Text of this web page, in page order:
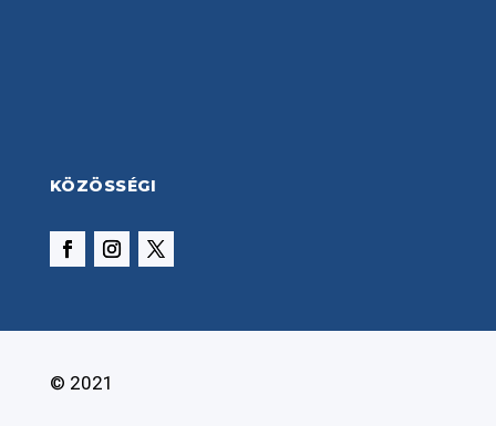
KÖZÖSSÉGI
© 2021